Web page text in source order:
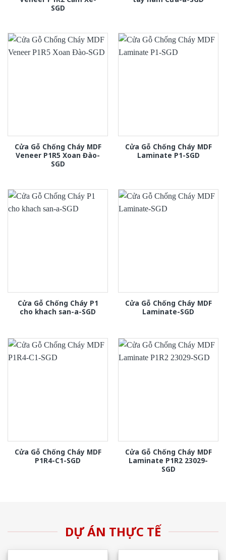
SGD
Cửa Gỗ Chống Cháy MDF
Veneer P1R5 Xoan Đào-
SGD
Cửa Gỗ Chống Cháy MDF
Laminate P1-SGD
Cửa Gỗ Chống Cháy P1
cho khach san-a-SGD
Cửa Gỗ Chống Cháy MDF
Laminate-SGD
Cửa Gỗ Chống Cháy MDF
P1R4-C1-SGD
Cửa Gỗ Chống Cháy MDF
Laminate P1R2 23029-
SGD
DỰ ÁN THỰC TẾ